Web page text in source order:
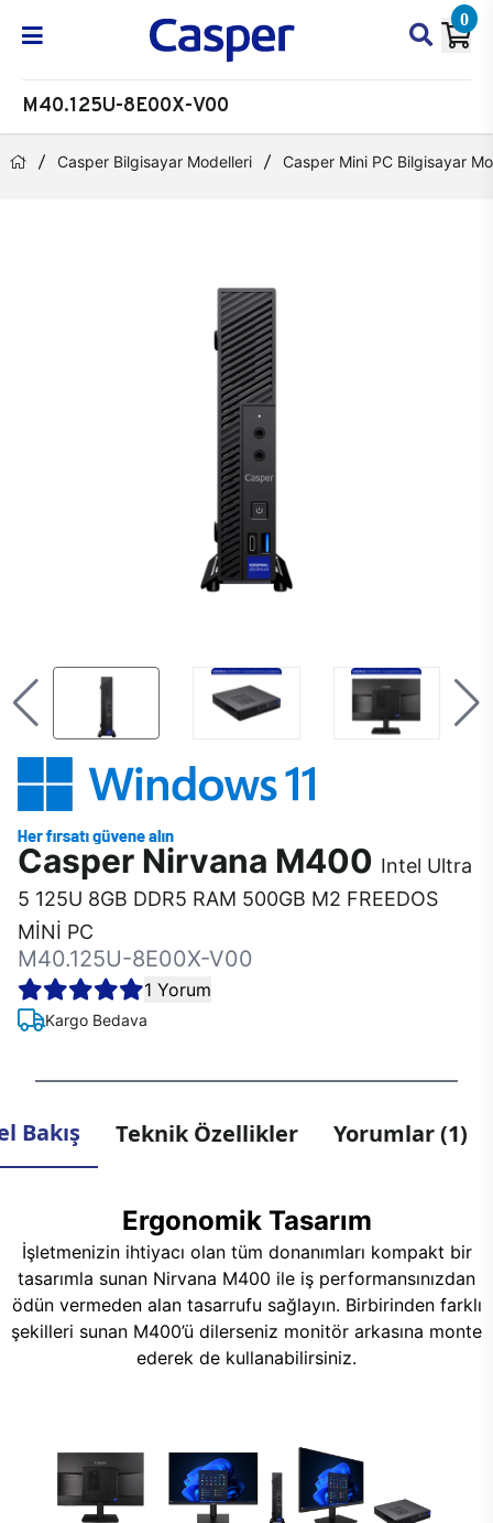
0
M40.125U-8E00X-V00
Casper Bilgisayar Modelleri Casper Mini PC Bilgisayar
Casper Nirvana M400 Intel Ultra
5 125U 8GB DDR5 RAM 500GB M2 FREEDOS
MİNİ PC
M40.125U-8E00X-V00
1 Yorum
Kargo Bedava
Bakış Teknik Özellikler Yorumlar (1)
Ergonomik Tasarım
İşletmenizin ihtiyacı olan tüm donanımları kompakt bir
tasarımla sunan Nirvana M400 ile iş performansınızdan
ödün vermeden alan tasarrufu sağlayın. Birbirinden farklı
şekilleri sunan M400’ü dilerseniz monitör arkasına monte
ederek de kullanabilirsiniz.